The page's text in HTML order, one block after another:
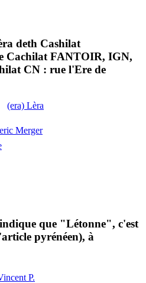
deth Cashilat
Cachilat FANTOIR, IGN,
CN : rue l'Ere de
(era) Lèra
Merger
que "Létonne", c'est
pyrénéen), à
P.